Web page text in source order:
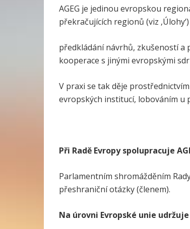
AGEG je jedinou evropskou
překračujících regionů (viz
předkládání návrhů, zkušeností a
kooperace s jinými evropskými
V praxi se tak děje
evropských institucí, lobováním u
Při Radě Evropy spolupracuje
Parlamentním shromážděním
přeshraniční otázky (členem).
Na úrovni Evropské unie